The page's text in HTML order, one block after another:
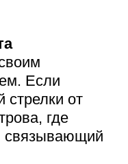
Если
стрелки от
где
связывающий